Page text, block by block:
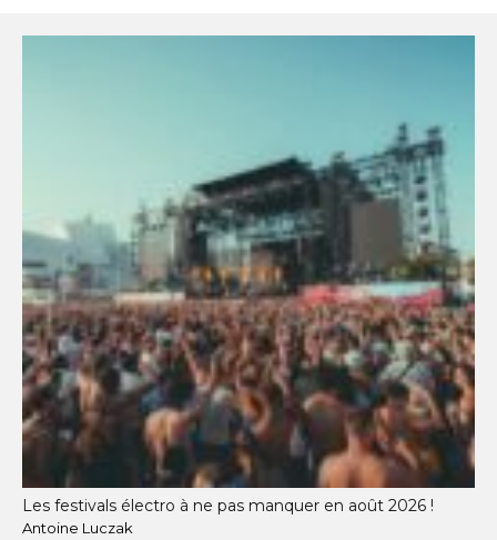
Les festivals électro à ne pas manquer en août 2026 !
Antoine Luczak